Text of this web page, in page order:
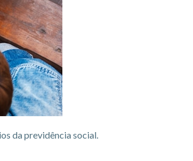
da previdência social.